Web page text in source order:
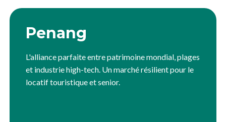
Penang
L'alliance parfaite entre patrimoine mondial, plages
et industrie high-tech. Un marché résilient pour le
locatif touristique et senior.